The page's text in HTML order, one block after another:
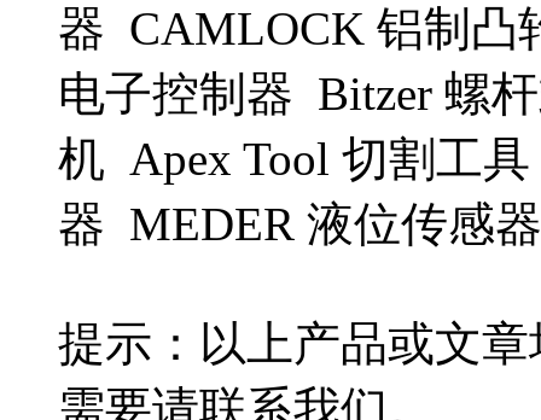
器 CAMLOCK 铝制凸
电子控制器 Bitzer 螺
机 Apex Tool 切割工
器 MEDER 液位传感
提示：以上产品或文
需要请联系我们。